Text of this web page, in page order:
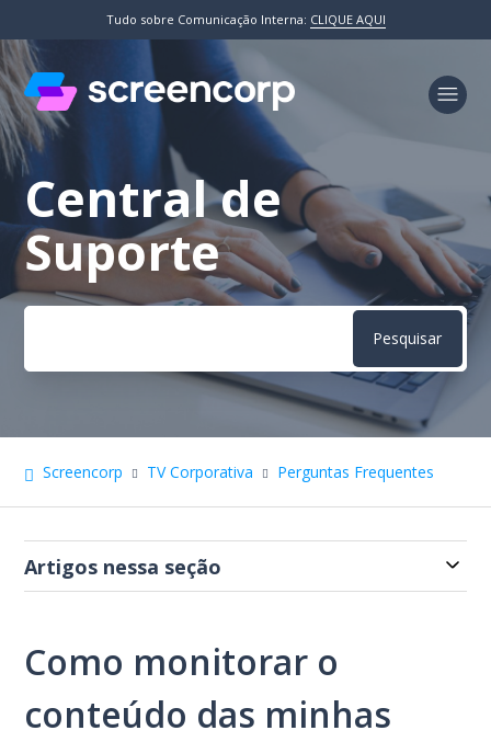
Tudo sobre Comunicação Interna: CLIQUE AQUI
Pesquisa
Central de
Suporte
Screencorp TV Corporativa Perguntas Frequentes
Artigos nessa seção
Como monitorar o
conteúdo das minhas